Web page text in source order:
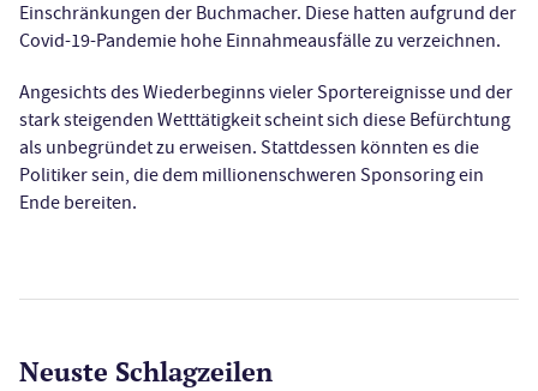
Einschränkungen der Buchmacher. Diese hatten aufgrund der
Covid-19-Pandemie hohe Einnahmeausfälle zu verzeichnen.
Angesichts des Wiederbeginns vieler Sportereignisse und der
stark steigenden Wetttätigkeit scheint sich diese Befürchtung
als unbegründet zu erweisen. Stattdessen könnten es die
Politiker sein, die dem millionenschweren Sponsoring ein
Ende bereiten.
Neuste Schlagzeilen